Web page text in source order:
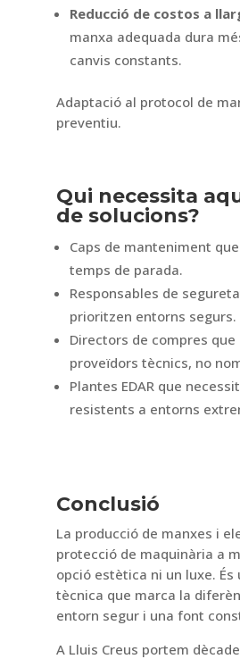
Reducció de costos a
manxa adequada dura
canvis constants.
Adaptació al protocol de
preventiu.
Qui necessita
de solucions?
Caps de manteniment
temps de parada.
Responsables de
prioritzen entorns segurs.
Directors de compres que
proveïdors tècnics, no
Plantes EDAR que
resistents a entorns
Conclusió
La producció de manxes i
protecció de maquinària a
opció estètica ni un luxe. És
tècnica que marca la
entorn segur i una font
A Lluis Creus portem